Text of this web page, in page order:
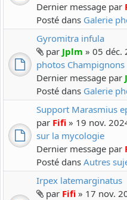
Dernier message par
Posté dans Galerie
Gyromitra infula
par Jplm » 05 déc.
photos Champignons
Dernier message par
Posté dans Galerie
Support Marasmius
par Fifi » 19 nov.
sur la mycologie
Dernier message par
Posté dans Autres
Irpex latemarginatus
par Fifi » 17 nov.